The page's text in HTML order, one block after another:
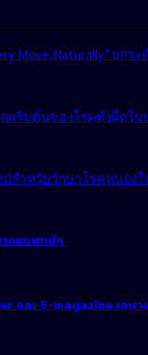
Move, Naturally” ย
ณเริ่มต้นของโรคพังผื
ำหรับรักษาโรคหนอง
าคมแพทย์ฯ
และ E-magazine เฉพา